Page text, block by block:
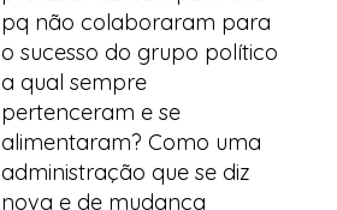
pq não colaboraram para
o sucesso do grupo político
a qual sempre
pertenceram e se
alimentaram? Como uma
administração que se diz
nova e de mudança